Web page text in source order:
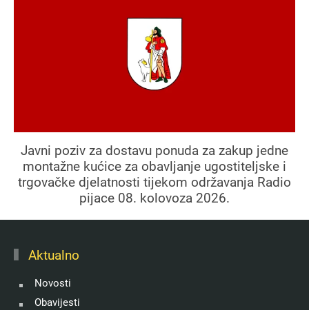
Javni poziv za dostavu ponuda za zakup jedne
montažne kućice za obavljanje ugostiteljske i
trgovačke djelatnosti tijekom održavanja Radio
pijace 08. kolovoza 2026.
Aktualno
Novosti
Obavijesti